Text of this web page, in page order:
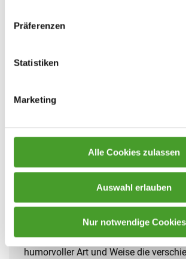
Präferenzen
Statistiken
Marketing
Alle Cookies zulassen
Auswahl erlauben
Nur notwendige Cookies
Besuch der pathologischen
By innpuls Werbeagentur
Einen großenThemenbereich im NAWI
stellt das Mikroskopieren dar, wobei
eine Exkursion in die Pathologie im
am Programm stand. Dr. Czompo
humorvoller Art und Weise die